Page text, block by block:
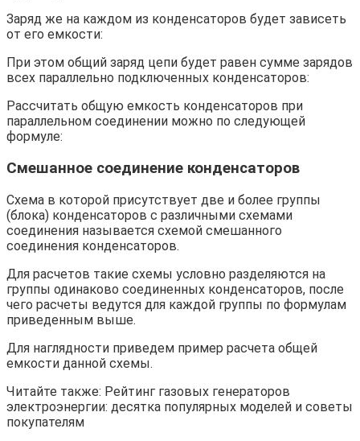
Заряд же на каждом из конденсаторов будет зависеть
от его емкости:
При этом общий заряд цепи будет равен сумме зарядов
всех параллельно подключенных конденсаторов:
Рассчитать общую емкость конденсаторов при
параллельном соединении можно по следующей
формуле:
Смешанное соединение конденсаторов
Схема в которой присутствует две и более группы
(блока) конденсаторов с различными схемами
соединения называется схемой смешанного
соединения конденсаторов.
Для расчетов такие схемы условно разделяются на
группы одинаково соединенных конденсаторов, после
чего расчеты ведутся для каждой группы по формулам
приведенным выше.
Для наглядности приведем пример расчета общей
емкости данной схемы.
Читайте также: Рейтинг газовых генераторов
электроэнергии: десятка популярных моделей и советы
покупателям